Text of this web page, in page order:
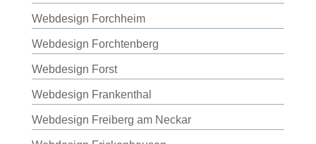
Webdesign Forchheim
Webdesign Forchtenberg
Webdesign Forst
Webdesign Frankenthal
Webdesign Freiberg am Neckar